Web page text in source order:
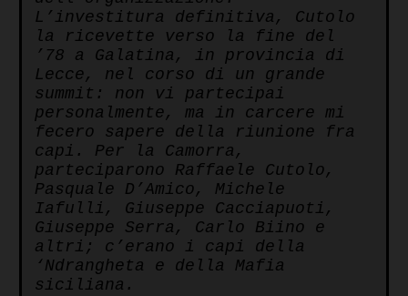
L’investitura definitiva, Cutolo
la ricevette verso la fine del
’78 a Galatina, in provincia di
Lecce, nel corso di un grande
summit: non vi partecipai
personalmente, ma in carcere mi
fecero sapere della riunione fra
capi. Per la Camorra,
parteciparono Raffaele Cutolo,
Pasquale D’Amico, Michele
Iafu lli, Giuseppe Cacciapuoti,
Giuseppe Serra, Carlo Biino e
altri; c’erano i capi della
‘Ndrangheta e della Mafia
siciliana.